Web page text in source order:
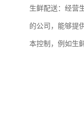
生鲜配送：经营
的公司，能够提
本控制，例如生